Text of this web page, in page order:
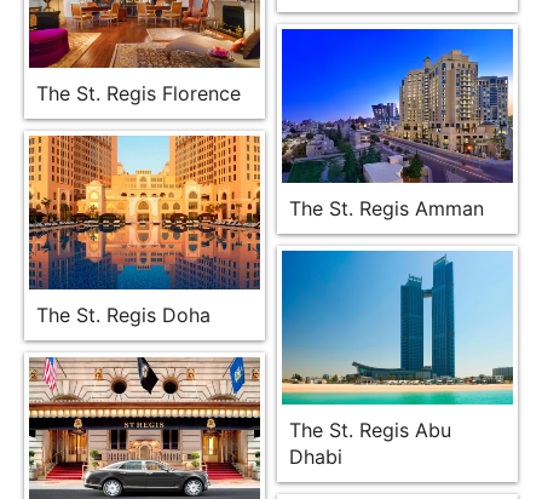
The St. Regis Florence
The St. Regis Amman
The St. Regis Doha
The St. Regis Abu
Dhabi